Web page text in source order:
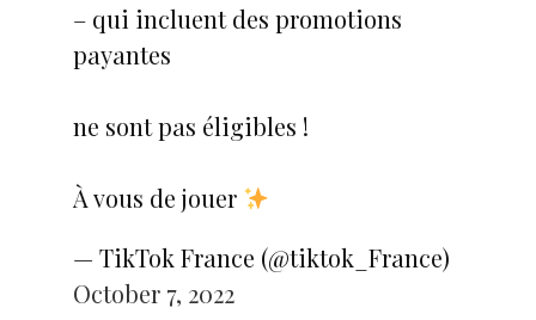
– qui incluent des promotions
payantes
ne sont pas éligibles !
À vous de jouer
— TikTok France (@tiktok_France)
October 7, 2022